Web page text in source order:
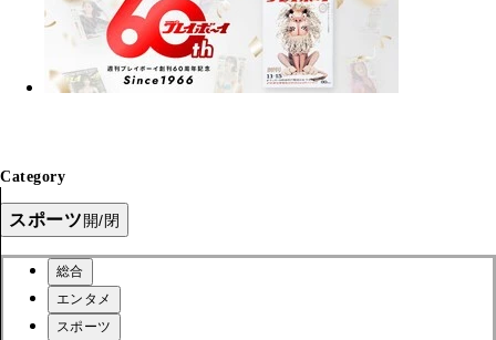
Category
スポーツ開/閉
総合
エンタメ
スポーツ